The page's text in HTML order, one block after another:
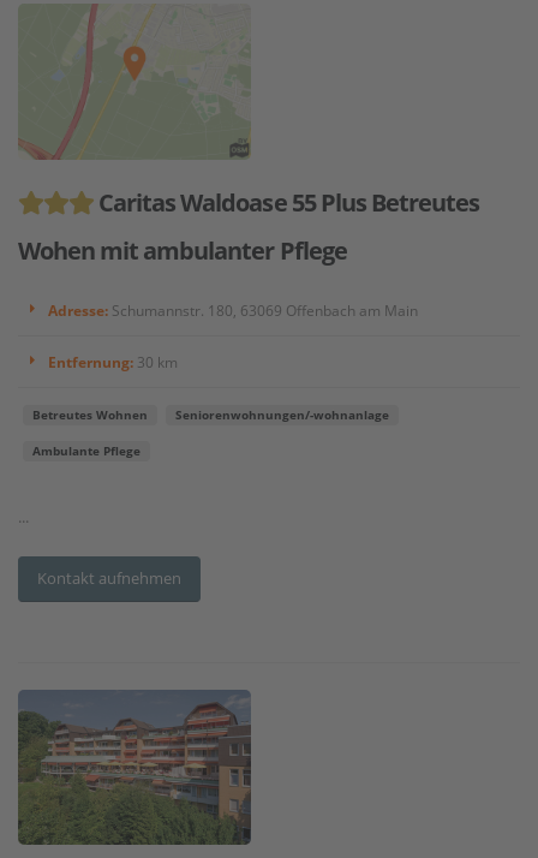
Caritas Waldoase 55 Plus Betreutes
Wohen mit ambulanter Pflege
Adresse: Schumannstr. 180, 63069 Offenbach am Main
Entfernung: 30 km
Betreutes Wohnen Seniorenwohnungen/-wohnanlage
Ambulante Pflege
...
Kontakt aufnehmen